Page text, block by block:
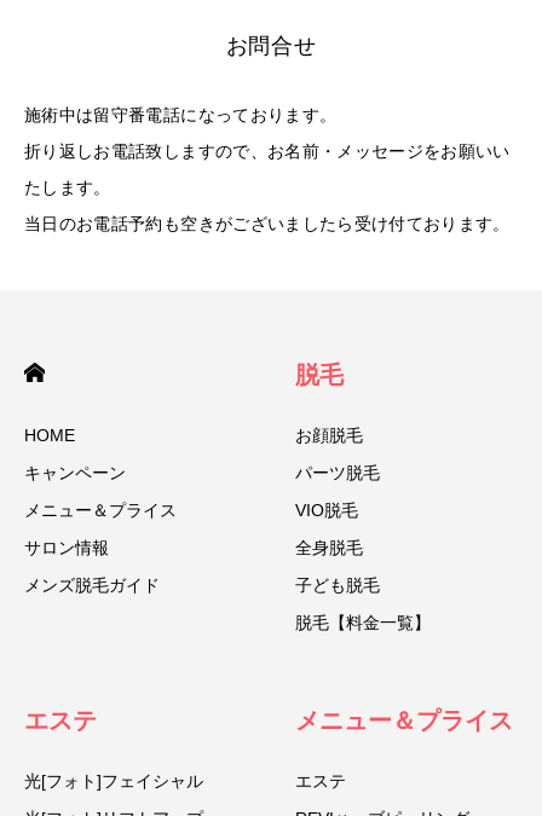
お問合せ
施術中は留守番電話になっております。
折り返しお電話致しますので、お名前・メッセージをお願いい
たします。
当日のお電話予約も空きがございましたら受け付ております。
HOME
キャンペーン
メニュー＆プライス
サロン情報
メンズ脱毛ガイド
脱毛
お顔脱毛
パーツ脱毛
VIO脱毛
全身脱毛
子ども脱毛
脱毛【料金一覧】
エステ
光[フォト]フェイシャル
メニュー＆プライス
エステ